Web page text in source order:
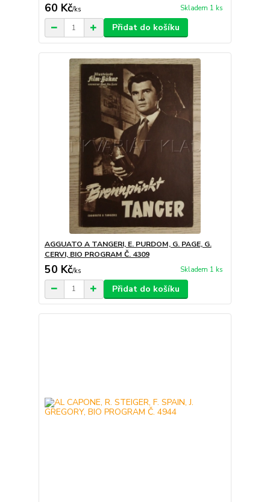
60 Kč/ks Skladem 1 ks
Přidat do košíku
AGGUATO A TANGERI, E. PURDOM, G. PAGE, G.
CERVI, BIO PROGRAM Č. 4309
50 Kč/ks Skladem 1 ks
Přidat do košíku